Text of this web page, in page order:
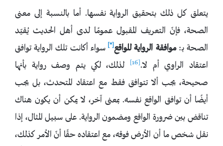
يتعلق كل ذلك بتحقيق الرواية نفسها. أما بالنسبة إلى معنى
الصحة، فإنّ التعريف المقبول عمومًا لدى أهل الحديث يُقيّد
الصحة بـ:موافقة الرواية للواقع[*] سواء أكانت تلك الرواية توافق
اعتقاد الراوي أم لا.[16]
لذلك، لكي يتم وصف رواية بأنها
صحيحة، يجب ألا تتوافق فقط مع اعتقاد المتحدث، بل يجب
أيضًا أن توافق الواقع نفسه. بمعنى آخر، لا يمكن أن يكون هناك
تناقض بين ضرورة الواقع ومضمون الرواية. على سبيل المثال، إذا
نقل شخص ما أن الأرض فوقه، مع اعتقاده حقًا أنّ الأمر كذلك،